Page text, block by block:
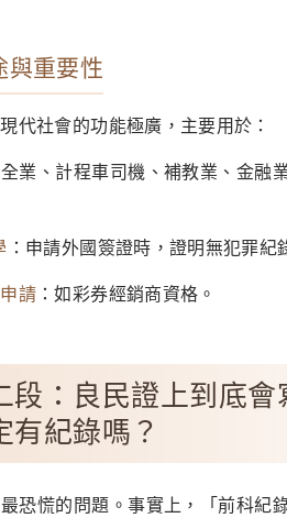
與重要性
代社會的功能極廣，主要用於：
全業、計程車司機、補教業、金融
：申請外國簽證時，證明無犯罪紀
請 ：如彩券經銷商資格。
段：良民證上到底
有紀錄嗎？
恐慌的問題。事實上，「前科紀